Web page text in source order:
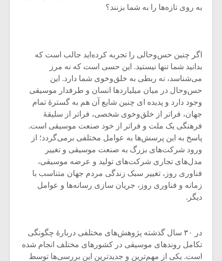
به روی تازه‌ها را به شما بزنند؟
اگر چنین حس‌و‌حالی را تجربه کرده‌اید جالب است که
بدانید شما تنها نیستید. این حسی است که نه مرز
می‌شناسد، نه ربطی به خلق‌و‌خوی شما دارد. این
حس‌و‌حال در میان میلیاردها انسان و طرفدار موسیقی
وجود دارد و پدیده ای چنین شایع آن هم به گسترۀ تمام
جهان، فراتر از خلق‌و‌خوی شخصی، فراتر از سلیقۀ
فرهنگی یک ملت و فراتر از خود صنعت موسیقی است.
پاسخ به این پرسش‌ها به عوامل مختلفی برمی‌گردد؛ از
ورود شرکت‌های بزرگ به صنعت موسیقی و تغییر
مدل‌های تجاری شرکت‌های تولید و عرضه موسیقی،
فناوری روز، تغییر سبک زندگی مردم جهان متناسب با
زمانه و فناوری روز، جریان سازی رسانه‌ها و عوامل
دیگر.
در ۳۰ سال گذشته پژوهش‌های مختلفی دربارۀ چگونگی
تکامل روندهای موسیقی در کشورهای مختلف انجام شده
است. یکی از مهم‌ترین و جدیدترین این بررسی‌ها توسط
یادداشتی بر موسیقی
متن فیلم «متری
شیش و نیم»
اگر نمی توانی
مشهورترین باشی،
بدنام ترین باش
موسیقی